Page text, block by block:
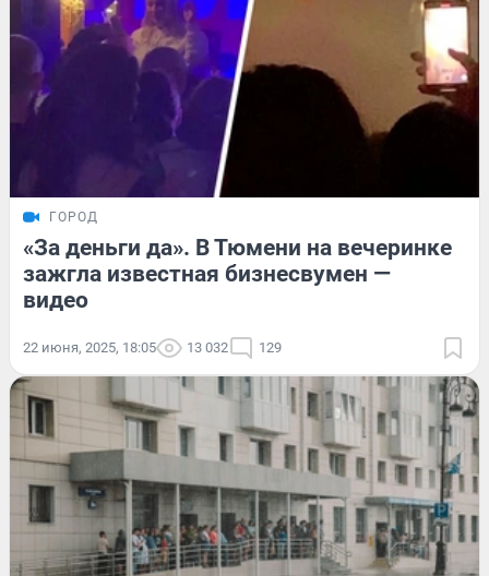
ГОРОД
«За деньги да». В Тюмени на вечеринке
зажгла известная бизнесвумен —
видео
22 июня, 2025, 18:05 13 032 129